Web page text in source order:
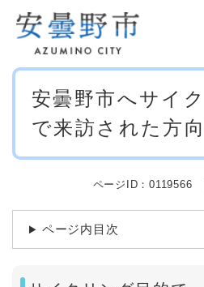
メニューを飛ば
本
安曇野市へサイ
で来訪された方
ページID：0119566
ページ内目次